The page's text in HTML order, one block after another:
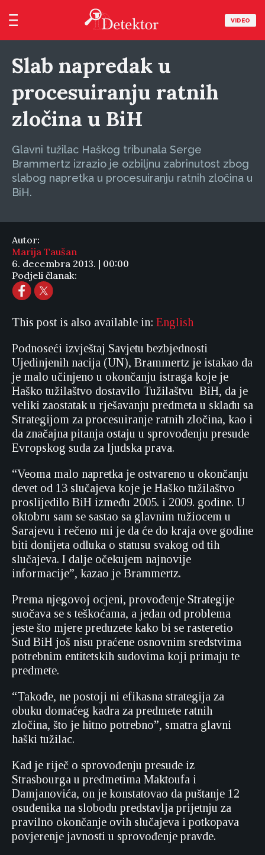
VIDEO
Slab napredak u
procesuiranju ratnih
zločina u BiH
Glavni tužilac Haškog tribunala Serge
Brammertz izrazio je ozbiljnu zabrinutost zbog
slabog napretka u procesuiranju ratnih zločina u
BiH.
Autor:
Marija Taušan
6. decembra 2013. | 00:00
Podjeli članak:
This post is also available in: English
Podnoseći izvještaj Savjetu bezbjednosti
Ujedinjenih nacija (UN), Brammertz je istakao da
je malo učinjeno u okončanju istraga koje je
Haško tužilaštvo dostavilo Tužilaštvu BiH, da je
veliki zaostatak u rješavanju predmeta u skladu sa
Strategijom za procesuiranje ratnih zločina, kao i
da značajna pitanja ostaju u sprovođenju presude
Evropskog suda za ljudska prava.
“Veoma malo napretka je ostvareno u okončanju
devet od 13 slučajeva koje je Haško tužilaštvo
proslijedilo BiH između 2005. i 2009. godine. U
oktobru sam se sastao sa glavnim tužiocem u
Sarajevu i rečeno mi je da će do kraja ove godine
biti donijeta odluka o statusu svakog od tih
slučajeva. I dalje očekujem najnovije
informacije”, kazao je Brammertz.
Prema njegovoj ocjeni, provođenje Strategije
suočava se s teškoćama, a jedan od problema
jeste što mjere preduzete kako bi se rasteretio
Sud BiH još nisu praćene osnovnim sredstvima
potrebnim entitetskih sudovima koji primaju te
predmete.
“Takođe, ne postoji ni efikasna strategija za
obuku domaćeg kadra za predmete ratnih
zločina, što je hitno potrebno”, smatra glavni
haški tužilac.
Kad je riječ o sprovođenju presude iz
Strasbourga u predmetima Maktoufa i
Damjanovića, on je konstatovao da puštanje 12
osuđenika na slobodu predstavlja prijetnju za
pravilno okončanje ovih slučajeva i potkopava
povjerenje javnosti u sprovođenje pravde.